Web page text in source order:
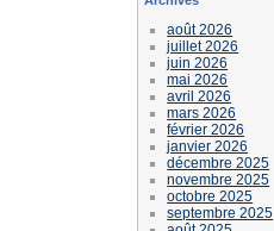
août 2026
juillet 2026
juin 2026
mai 2026
avril 2026
mars 2026
février 2026
janvier 2026
décembre 2025
novembre 2025
octobre 2025
septembre 2025